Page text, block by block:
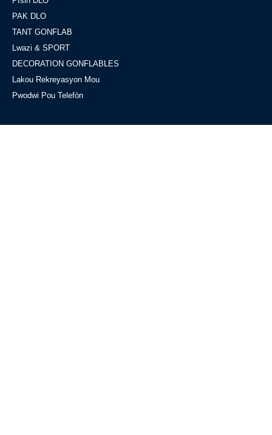
PAK DLO
TANT GONFLAB
Lwazi & SPORT
DECORATION GONFLABLES
Lakou Rekreyasyon Mou
Pwodwi Pou Telefòn